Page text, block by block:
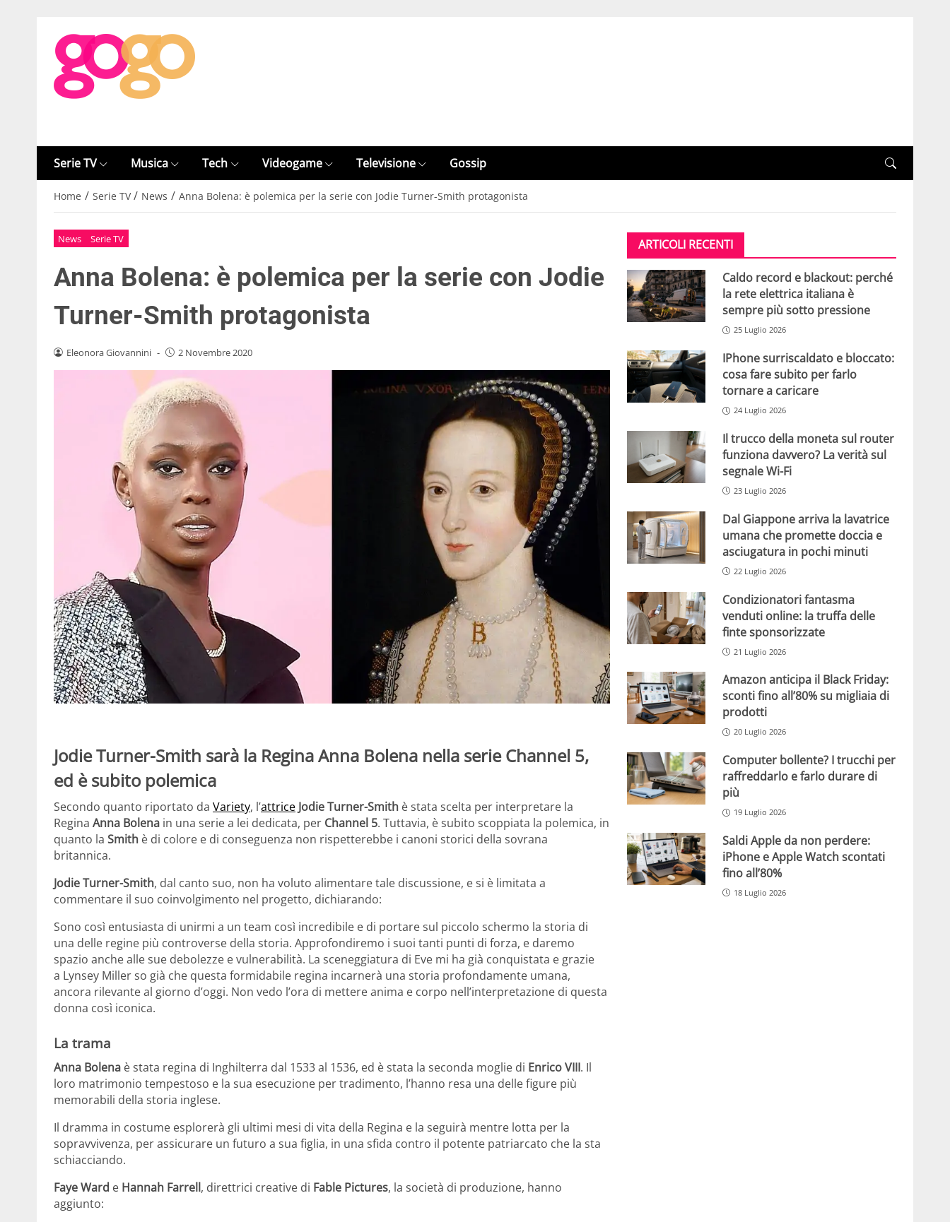
Serie TV Musica Tech Videogame Televisione Gossip
Home / Serie TV / News / Anna Bolena: è polemica per la serie con Jodie Turner-Smith protagonista
News Serie TV
Anna Bolena: è polemica per la serie con Jodie
Turner-Smith protagonista
Eleonora Giovannini - 2 Novembre 2020
Jodie Turner-Smith sarà la Regina Anna Bolena nella serie Channel 5,
ed è subito polemica
Secondo quanto riportato da Variety, l’attrice Jodie Turner-Smith è stata scelta per interpretare la
Regina Anna Bolena in una serie a lei dedicata, per Channel 5. Tuttavia, è subito scoppiata la polemica, in
quanto la Smith è di colore e di conseguenza non rispetterebbe i canoni storici della sovrana
britannica.
Jodie Turner-Smith, dal canto suo, non ha voluto alimentare tale discussione, e si è limitata a
commentare il suo coinvolgimento nel progetto, dichiarando:
Sono così entusiasta di unirmi a un team così incredibile e di portare sul piccolo schermo la storia di
una delle regine più controverse della storia. Approfondiremo i suoi tanti punti di forza, e daremo
spazio anche alle sue debolezze e vulnerabilità. La sceneggiatura di Eve mi ha già conquistata e grazie
a Lynsey Miller so già che questa formidabile regina incarnerà una storia profondamente umana,
ancora rilevante al giorno d’oggi. Non vedo l’ora di mettere anima e corpo nell’interpretazione di questa
donna così iconica.
La trama
Anna Bolena è stata regina di Inghilterra dal 1533 al 1536, ed è stata la seconda moglie di Enrico VIII. Il
loro matrimonio tempestoso e la sua esecuzione per tradimento, l’hanno resa una delle figure più
memorabili della storia inglese.
Il dramma in costume esplorerà gli ultimi mesi di vita della Regina e la seguirà mentre lotta per la
sopravvivenza, per assicurare un futuro a sua figlia, in una sfida contro il potente patriarcato che la sta
schiacciando.
Faye Ward e Hannah Farrell, direttrici creative di Fable Pictures, la società di produzione, hanno
aggiunto:
ARTICOLI RECENTI
Caldo record e blackout: perché
la rete elettrica italiana è
sempre più sotto pressione
25 Luglio 2026
IPhone surriscaldato e bloccato:
cosa fare subito per farlo
tornare a caricare
24 Luglio 2026
Il trucco della moneta sul router
funziona davvero? La verità sul
segnale Wi-Fi
23 Luglio 2026
Dal Giappone arriva la lavatrice
umana che promette doccia e
asciugatura in pochi minuti
22 Luglio 2026
Condizionatori fantasma
venduti online: la truffa delle
finte sponsorizzate
21 Luglio 2026
Amazon anticipa il Black Friday:
sconti fino all’80% su migliaia di
prodotti
20 Luglio 2026
Computer bollente? I trucchi per
raffreddarlo e farlo durare di
più
19 Luglio 2026
Saldi Apple da non perdere:
iPhone e Apple Watch scontati
fino all’80%
18 Luglio 2026